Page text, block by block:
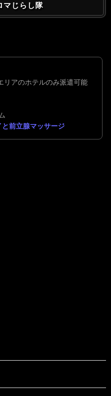
マじらし隊
リアのホテルのみ派遣可能
前立腺マッサージ